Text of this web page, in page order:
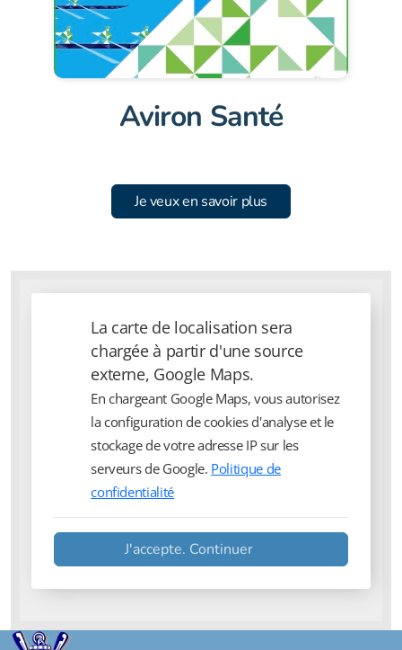
Aviron Santé
Je veux en savoir plus
La carte de localisation sera
chargée à partir d'une source
externe, Google Maps.
En chargeant Google Maps, vous autorisez
la configuration de cookies d'analyse et le
stockage de votre adresse IP sur les
serveurs de Google. Politique de
confidentialité
J'accepte. Continuer